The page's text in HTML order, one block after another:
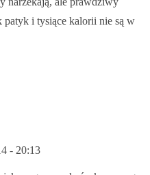
patyk i tysiące kalorii nie są w
- 20:13